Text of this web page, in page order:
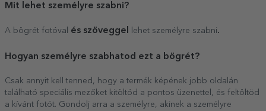
Mit lehet személyre szabni?
A bögrét fotóval és szöveggel lehet személyre szabni.
Hogyan személyre szabhatod ezt a bögrét?
Csak annyit kell tenned, hogy a termék képének jobb oldalán
található speciális mezőket kitöltöd a pontos üzenettel, és feltöltöd
a kívánt fotót. Gondolj arra a személyre, akinek a személyre